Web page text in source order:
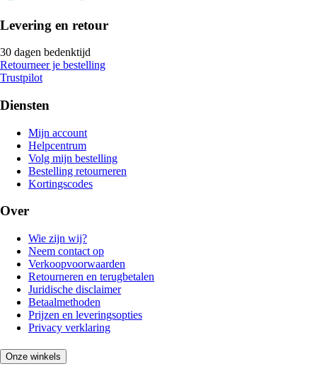
Levering en retour
30 dagen bedenktijd
Retourneer je bestelling
Trustpilot
Diensten
Mijn account
Helpcentrum
Volg mijn bestelling
Bestelling retourneren
Kortingscodes
Over
Wie zijn wij?
Neem contact op
Verkoopvoorwaarden
Retourneren en terugbetalen
Juridische disclaimer
Betaalmethoden
Prijzen en leveringsopties
Privacy verklaring
Onze winkels